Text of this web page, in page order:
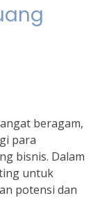
beragam,
para
bisnis. Dalam
untuk
potensi dan